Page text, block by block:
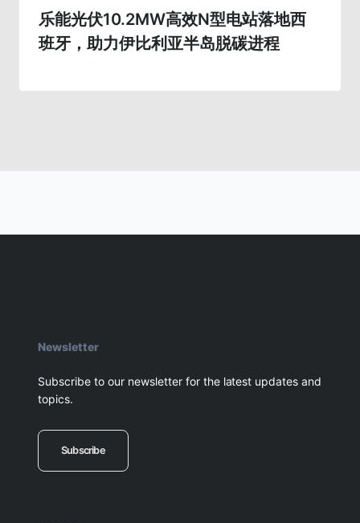
乐能光伏10.2MW高效N型电站落地西
班牙，助力伊比利亚半岛脱碳进程
Newsletter
Subscribe to our newsletter for the latest updates and
topics.
Subscribe